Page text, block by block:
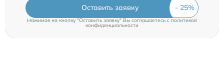
Оставить заявку
Нажимая на кнопку "Оставить заявку" Вы соглашаетесь cполитикой
конфиденциальности